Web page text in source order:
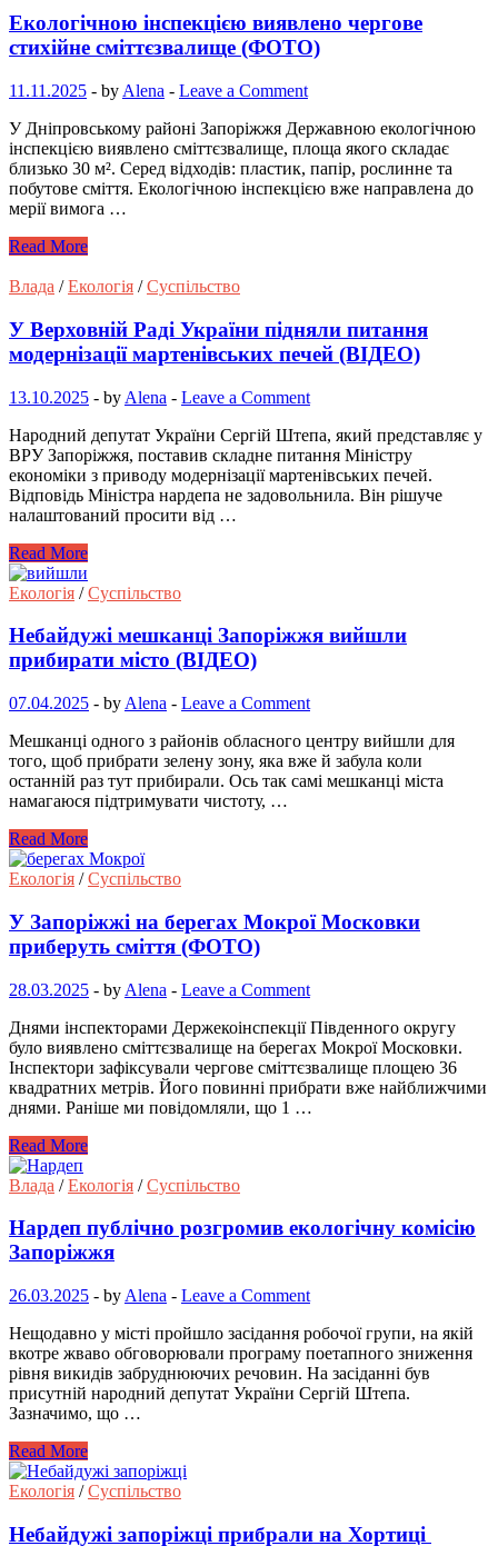
Екологічною інспекцією виявлено чергове
стихійне сміттєзвалище (ФОТО)
11.11.2025 - by Alena - Leave a Comment
У Дніпровському районі Запоріжжя Державною екологічною
інспекцією виявлено сміттєзвалище, площа якого складає
близько 30 м². Серед відходів: пластик, папір, рослинне та
побутове сміття. Екологічною інспекцією вже направлена до
мерії вимога …
Read More
Влада /Екологія /Суспільство
У Верховній Раді України підняли питання
модернізації мартенівських печей (ВІДЕО)
13.10.2025 - by Alena - Leave a Comment
Народний депутат України Сергій Штепа, який представляє у
ВРУ Запоріжжя, поставив складне питання Міністру
економіки з приводу модернізації мартенівських печей.
Відповідь Міністра нардепа не задовольнила. Він рішуче
налаштований просити від …
Read More
Екологія /Суспільство
Небайдужі мешканці Запоріжжя вийшли
прибирати місто (ВІДЕО)
07.04.2025 - by Alena - Leave a Comment
Мешканці одного з районів обласного центру вийшли для
того, щоб прибрати зелену зону, яка вже й забула коли
останній раз тут прибирали. Ось так самі мешканці міста
намагаюся підтримувати чистоту, …
Read More
Екологія /Суспільство
У Запоріжжі на берегах Мокрої Московки
приберуть сміття (ФОТО)
28.03.2025 - by Alena - Leave a Comment
Днями інспекторами Держекоінспекції Південного округу
було виявлено сміттєзвалище на берегах Мокрої Московки.
Інспектори зафіксували чергове сміттєзвалище площею 36
квадратних метрів. Його повинні прибрати вже найближчими
днями. Раніше ми повідомляли, що 1 …
Read More
Влада /Екологія /Суспільство
Нардеп публічно розгромив екологічну комісію
Запоріжжя
26.03.2025 - by Alena - Leave a Comment
Нещодавно у місті пройшло засідання робочої групи, на якій
вкотре жваво обговорювали програму поетапного зниження
рівня викидів забруднюючих речовин. На засіданні був
присутній народний депутат України Сергій Штепа.
Зазначимо, що …
Read More
Екологія /Суспільство
Небайдужі запоріжці прибрали на Хортиці